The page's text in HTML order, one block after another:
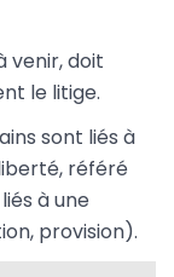
venir, doit
le litige.
sont liés à
référé
à une
provision).